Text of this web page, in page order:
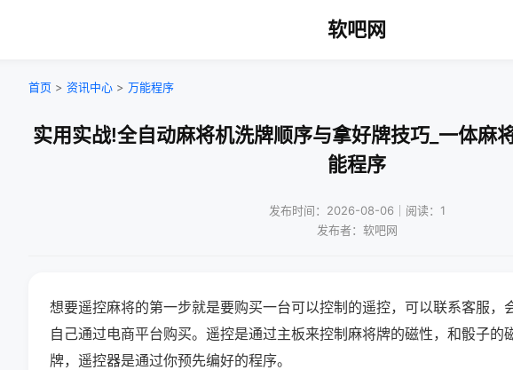
软吧网
首页 > 资讯中心 > 万能程序
实用实战!全自动麻将机洗牌顺序与拿好牌技巧_一体麻
能程序
发布时间：2026-08-06｜阅读：1
发布者：软吧网
想要遥控麻将的第一步就是要购买一台可以控制的遥控，可以联系客服，
自己通过电商平台购买。遥控是通过主板来控制麻将牌的磁性，和骰子的
牌，遥控器是通过你预先编好的程序。